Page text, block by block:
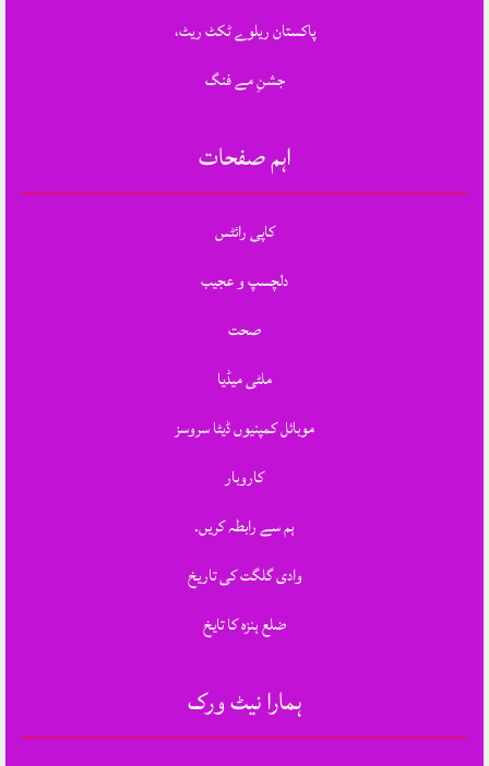
پاکستان ریلوے ٹکٹ ریٹ،
جشنِ مے فنگ
اہم صفحات
کاپی رائٹس
دلچسپ و عجیب
صحت
ملٹی میڈیا
موبائل کمپنیوں ڈیٹا سروسز
کاروبار
ہم سے رابطہ کریں.
وادی گلگت کی تاریخ
ضلع ہنزہ کا تایخ
ہمارا نیٹ ورک